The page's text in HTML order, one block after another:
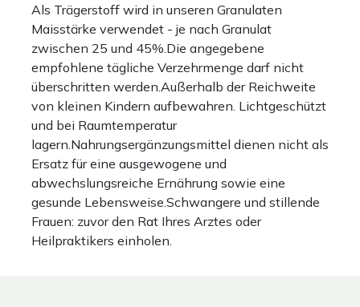
Als Trägerstoff wird in unseren Granulaten
Maisstärke verwendet - je nach Granulat
zwischen 25 und 45%.Die angegebene
empfohlene tägliche Verzehrmenge darf nicht
überschritten werden.Außerhalb der Reichweite
von kleinen Kindern aufbewahren. Lichtgeschützt
und bei Raumtemperatur
lagern.Nahrungsergänzungsmittel dienen nicht als
Ersatz für eine ausgewogene und
abwechslungsreiche Ernährung sowie eine
gesunde Lebensweise.Schwangere und stillende
Frauen: zuvor den Rat Ihres Arztes oder
Heilpraktikers einholen.